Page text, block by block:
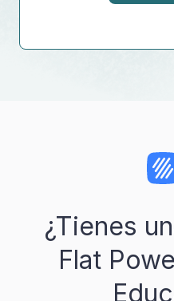
¿Tienes
Flat